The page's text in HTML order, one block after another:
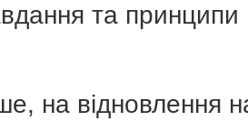
та принципи
на відновлення